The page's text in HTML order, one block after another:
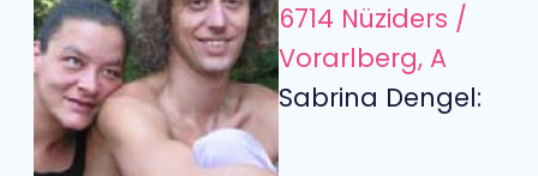
6714 Nüziders /
Vorarlberg, A
Sabrina Dengel: